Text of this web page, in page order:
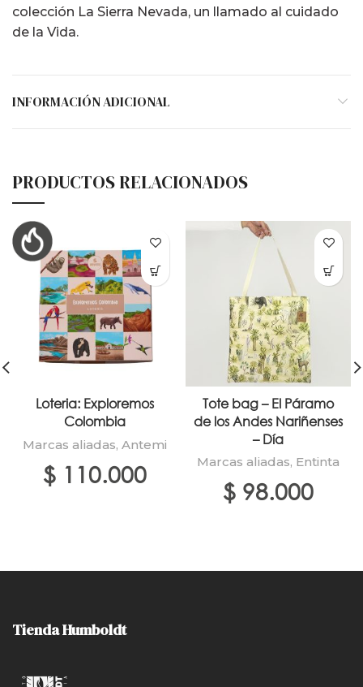
colección La Sierra Nevada, un llamado al cuidado
de la Vida.
INFORMACIÓN ADICIONAL
PRODUCTOS RELACIONADOS
Loteria: Exploremos
Colombia
Marcas aliadas, Antemi
$ 110.000
Tote bag – El Páramo
de los Andes Nariñenses
– Día
Marcas aliadas, Entinta
$ 98.000
Tienda Humboldt